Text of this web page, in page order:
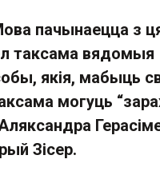
пачынаецца з
таксама вядомыя
якія, мабыць
могуць
Зісер.